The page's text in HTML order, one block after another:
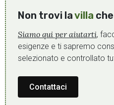
Non trovi lavilla
Siamo qui per aiutarti,
esigenze e ti sapremo
selezionato e controllato
Contattaci